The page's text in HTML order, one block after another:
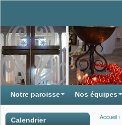
Accueil ›
Notre paroisse Nos équipes
Calendrier